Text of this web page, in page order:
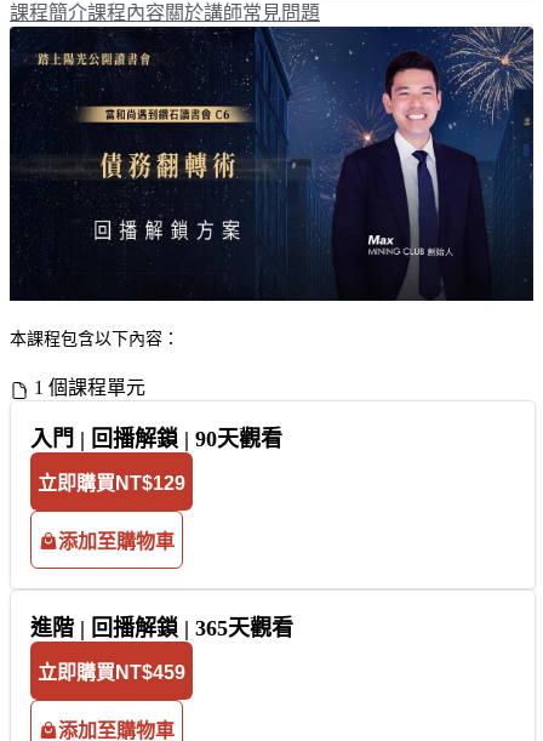
課程簡介課程內容關於講師常見問題
本課程包含以下內容：
1 個課程單元
入門 | 回播解鎖 | 90天觀看
立即購買 NT$129
添加至購物車
進階 | 回播解鎖 | 365天觀看
立即購買 NT$459
添加至購物車